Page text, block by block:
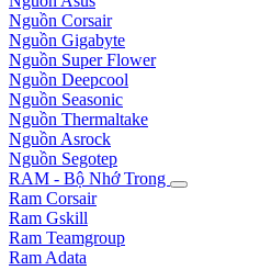
Nguồn Corsair
Nguồn Gigabyte
Nguồn Super Flower
Nguồn Deepcool
Nguồn Seasonic
Nguồn Thermaltake
Nguồn Asrock
Nguồn Segotep
RAM - Bộ Nhớ Trong
Ram Corsair
Ram Gskill
Ram Teamgroup
Ram Adata